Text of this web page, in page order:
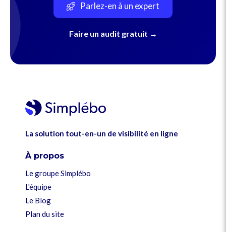
Parlez-en à un expert
Faire un audit gratuit →
La solution tout-en-un de visibilité en ligne
À propos
Le groupe Simplébo
L'équipe
Le Blog
Plan du site